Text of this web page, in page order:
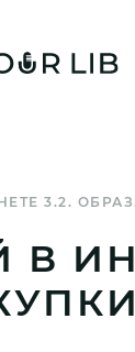
3.2.